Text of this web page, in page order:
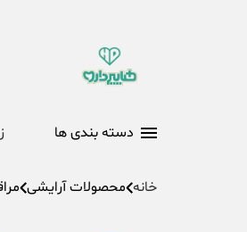
دسته بندی ها
خانه محصولات آرایشی